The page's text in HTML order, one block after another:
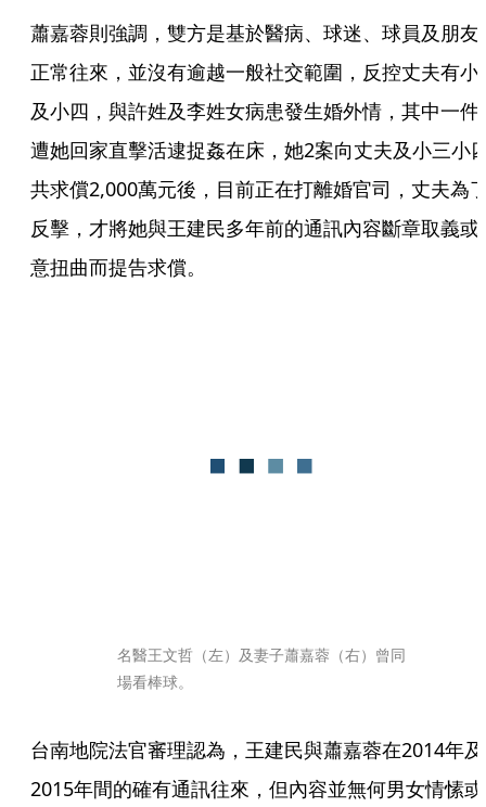
蕭嘉蓉則強調，雙方是基於醫病、球迷、球員及朋友
正常往來，並沒有逾越一般社交範圍，反控丈夫有小
及小四，與許姓及李姓女病患發生婚外情，其中一件
遭她回家直擊活逮捉姦在床，她2案向丈夫及小三小
共求償2,000萬元後，目前正在打離婚官司，丈夫為
反擊，才將她與王建民多年前的通訊內容斷章取義或
意扭曲而提告求償。
名醫王文哲（左）及妻子蕭嘉蓉（右）曾同
場看棒球。
台南地院法官審理認為，王建民與蕭嘉蓉在2014年及
2015年間的確有通訊往來，但內容並無何男女情愫或